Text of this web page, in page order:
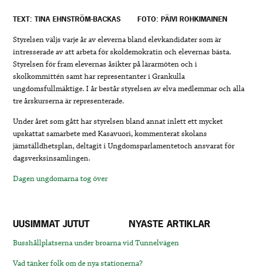
TEXT: TINA EHNSTRÖM-BACKAS FOTO: PÄIVI ROHKIMAINEN
Styrelsen väljs varje år av eleverna bland elevkandidater som är
intresserade av att arbeta för skoldemokratin och elevernas bästa.
Styrelsen för fram elevernas åsikter på lärarmöten och i
skolkommittén samt har representanter i Grankulla
ungdomsfullmäktige. I år består styrelsen av elva medlemmar och alla
tre årskurserna är representerade.
Under året som gått har styrelsen bland annat inlett ett mycket
upskattat samarbete med Kasavuori, kommenterat skolans
jämställdhetsplan, deltagit i Ungdomsparlamentetoch ansvarat för
dagsverksinsamlingen.
Dagen ungdomarna tog över
UUSIMMAT JUTUT NYASTE ARTIKLAR
Busshållplatserna under broarna vid Tunnelvägen
Vad tänker folk om de nya stationerna?